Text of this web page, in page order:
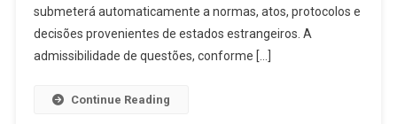
submeterá automaticamente a normas, atos, protocolos e
decisões provenientes de estados estrangeiros. A
admissibilidade de questões, conforme […]
Continue Reading